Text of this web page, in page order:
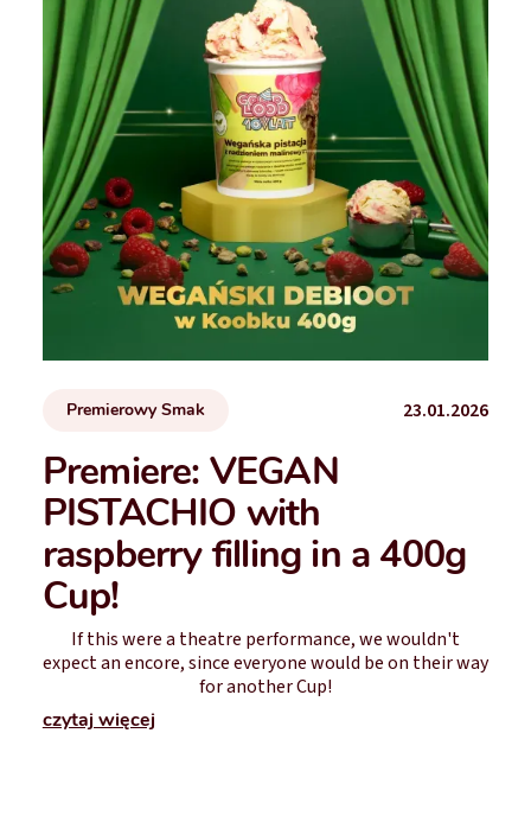
Premierowy Smak 23.01.2026
Premiere: VEGAN
PISTACHIO with
raspberry filling in a 400g
Cup!
If this were a theatre performance, we wouldn't
expect an encore, since everyone would be on their way
for another Cup!
czytaj więcej